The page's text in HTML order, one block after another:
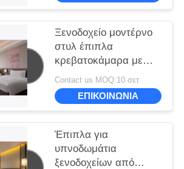
Ξενοδοχείο μοντέρνο
στυλ έπιπλα
κρεβατοκάμαρα με
δύο κρεβάτια Μεγέθος
1500 * 2000mm
Contact us MOQ:10 σετ
ΕΠΙΚΟΙΝΩΝΙΑ
Έπιπλα για
υπνοδωμάτια
ξενοδοχείων από